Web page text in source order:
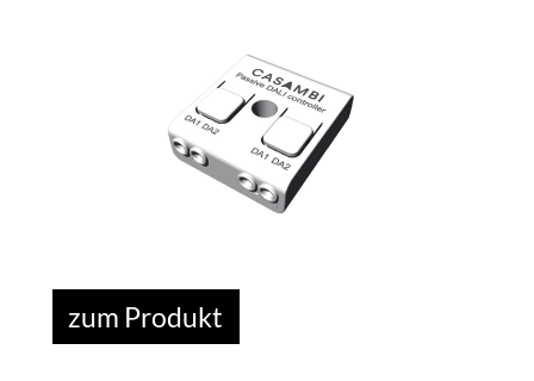
zum Produkt